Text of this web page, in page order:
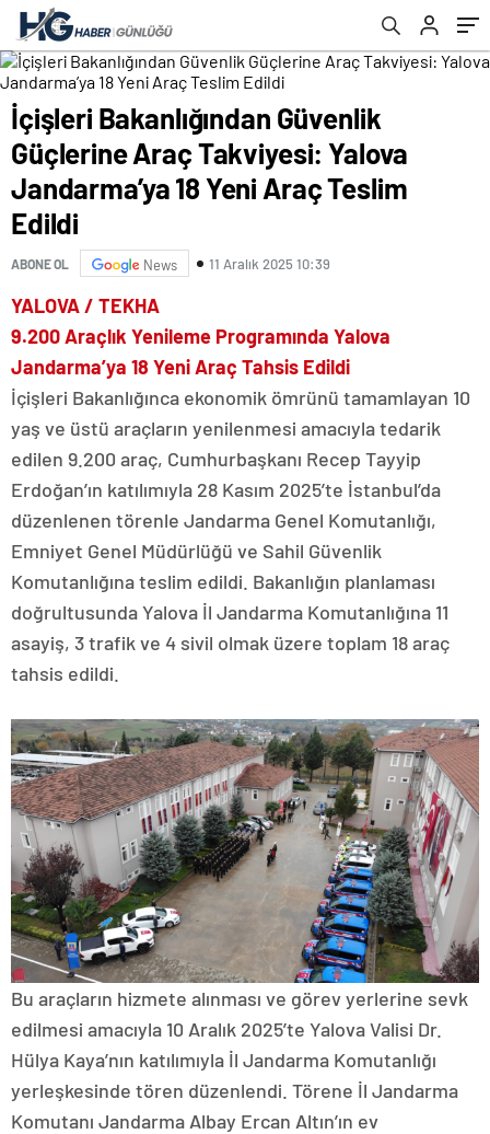
Araç Teslim Edildi
İçişleri Bakanlığından Güvenlik
Güçlerine Araç Takviyesi: Yalova
Jandarma’ya 18 Yeni Araç Teslim
Edildi
ABONE OL News 11 Aralık 2025 10:39
YALOVA / TEKHA
9.200 Araçlık Yenileme Programında Yalova
Jandarma’ya 18 Yeni Araç Tahsis Edildi
İçişleri Bakanlığınca ekonomik ömrünü tamamlayan 10
yaş ve üstü araçların yenilenmesi amacıyla tedarik
edilen 9.200 araç, Cumhurbaşkanı Recep Tayyip
Erdoğan’ın katılımıyla 28 Kasım 2025’te İstanbul’da
düzenlenen törenle Jandarma Genel Komutanlığı,
Emniyet Genel Müdürlüğü ve Sahil Güvenlik
Komutanlığına teslim edildi. Bakanlığın planlaması
doğrultusunda Yalova İl Jandarma Komutanlığına 11
asayiş, 3 trafik ve 4 sivil olmak üzere toplam 18 araç
tahsis edildi.
Bu araçların hizmete alınması ve görev yerlerine sevk
edilmesi amacıyla 10 Aralık 2025’te Yalova Valisi Dr.
Hülya Kaya’nın katılımıyla İl Jandarma Komutanlığı
yerleşkesinde tören düzenlendi. Törene İl Jandarma
Komutanı Jandarma Albay Ercan Altın’ın ev